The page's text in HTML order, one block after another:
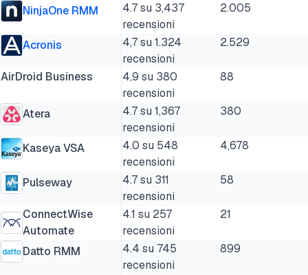
NinjaOne RMM
4.7 su 3,437
recensioni
2.005
Acronis
4,7 su 1.324
recensioni
2.529
AirDroid Business
4,9 su 380
recensioni
88
Atera
4.7 su 1,367
recensioni
380
Kaseya VSA
4.0 su 548
recensioni
4,678
Pulseway
4.7 su 311
recensioni
58
ConnectWise
Automate
4.1 su 257
recensioni
21
Datto RMM
4.4 su 745
recensioni
899